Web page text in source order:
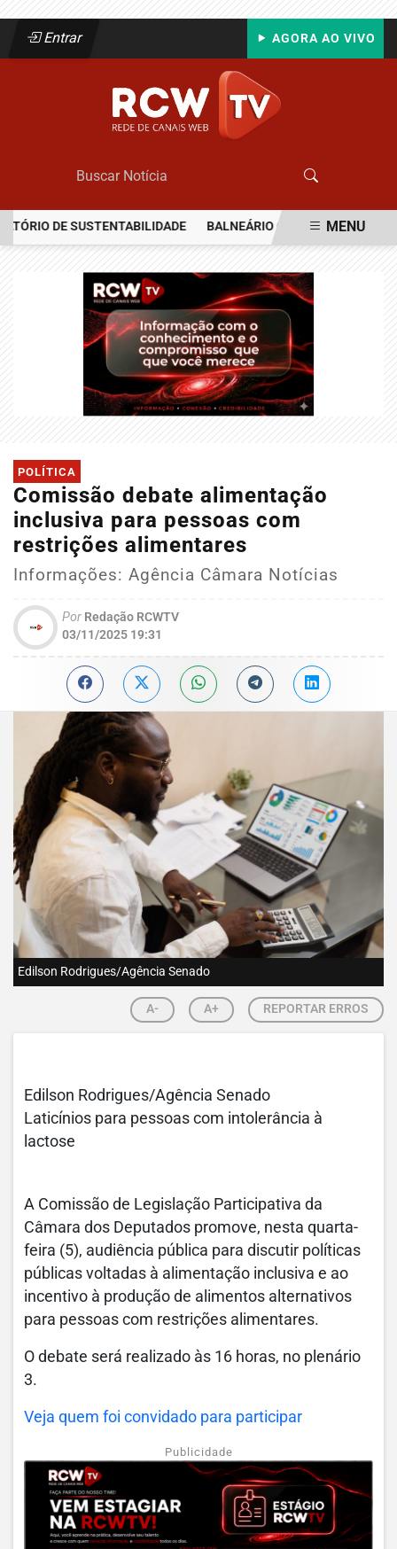
Entrar AGORA AO VIVO
DE SUSTENTABILIDADE BALNEÁRIO CAMBORIÚ RECEBERÁ
MENU
POLÍTICA
Comissão debate alimentação
inclusiva para pessoas com
restrições alimentares
Informações: Agência Câmara Notícias
Por Redação RCWTV
03/11/2025 19:31
Edilson Rodrigues/Agência Senado
A- A+ REPORTAR ERROS
Edilson Rodrigues/Agência Senado
Laticínios para pessoas com intolerância à
lactose
A Comissão de Legislação Participativa da
Câmara dos Deputados promove, nesta quarta-
feira (5), audiência pública para discutir políticas
públicas voltadas à alimentação inclusiva e ao
incentivo à produção de alimentos alternativos
para pessoas com restrições alimentares.
O debate será realizado às 16 horas, no plenário
3.
Veja quem foi convidado para participar
Publicidade